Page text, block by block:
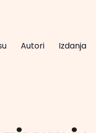
Autori Izdanja